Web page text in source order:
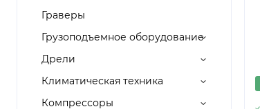
Граверы
Грузоподъемное оборудование
Дрели
Климатическая техника
Компрессоры